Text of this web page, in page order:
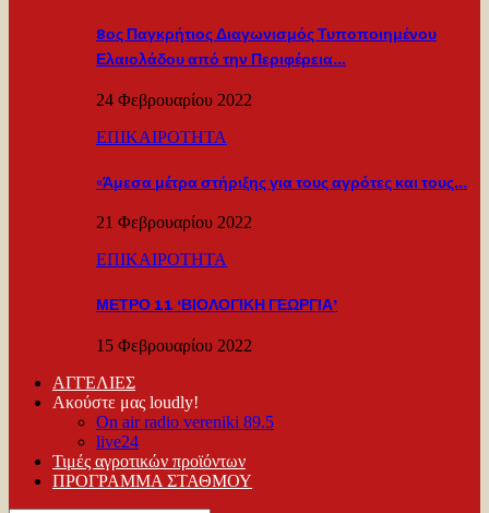
8ος Παγκρήτιος Διαγωνισμός Τυποποιημένου
Ελαιολάδου από την Περιφέρεια…
24 Φεβρουαρίου 2022
ΕΠΙΚΑΙΡΟΤΗΤΑ
«Άμεσα μέτρα στήριξης για τους αγρότες και τους…
21 Φεβρουαρίου 2022
ΕΠΙΚΑΙΡΟΤΗΤΑ
ΜΕΤΡΟ 11 ‘ΒΙΟΛΟΓΙΚΗ ΓΕΩΡΓΙΑ’
15 Φεβρουαρίου 2022
ΑΓΓΕΛΙΕΣ
Ακούστε μας loudly!
On air radio vereniki 89.5
live24
Τιμές αγροτικών προϊόντων
ΠΡΟΓΡΑΜΜΑ ΣΤΑΘΜΟΥ